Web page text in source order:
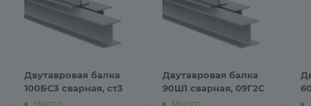
Двутавровая балка
100БС3 сварная, ст3
Много
Двутавровая балка
90Ш1 сварная, 09Г2С
Много